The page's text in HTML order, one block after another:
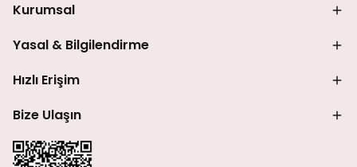
Kurumsal
Yasal & Bilgilendirme
Hızlı Erişim
Bize Ulaşın